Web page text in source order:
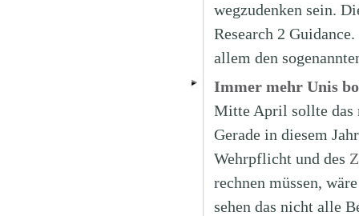
wegzudenken sein.
Research 2
allem den
Immer mehr Unis
Mitte April sollte das
Gerade in diesem
Wehrpflicht und des
rechnen müssen,
sehen das nicht alle